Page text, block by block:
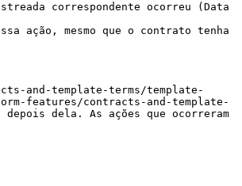
correspondente ocorreu (Data
ação, mesmo que o contrato tenha
and-template-terms/template-
features/contracts-and-template-
dela. As ações que ocorreram